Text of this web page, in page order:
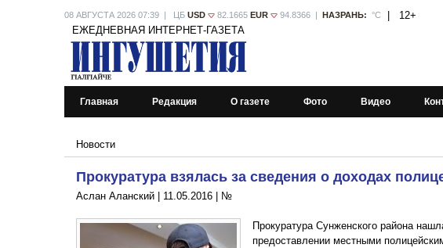
08 АВГУСТА 2026 07:39 | ЦБ USD 82.1665 EUR 94.8366 | НАЗРАНЬ: °С 12+
ЕЖЕДНЕВНАЯ ИНТЕРНЕТ-ГАЗЕТА
Главная Редакция О газете Фото Видео
Новости
Прокуратура взялась за сведения о доходах
Аслан Аланский | 11.05.2016 №
Прокуратура Сунженского района
предоставлении местными